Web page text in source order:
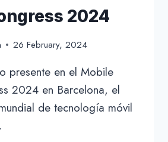
2024
26 February, 2024
presente en el Mobile
2024 en Barcelona, el
de tecnología móvil